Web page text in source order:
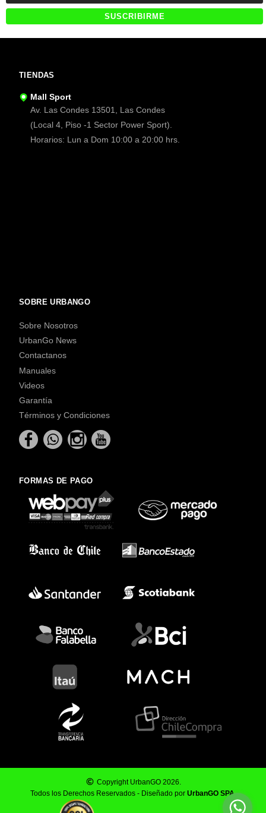
TIENDAS
Mall Sport
Av. Las Condes 13501, Las Condes
(Local 4, Piso -1 Sector Power Sport).
Horarios: Lun a Dom 10:00 a 20:00 hrs.
SOBRE URBANGO
Sobre Nosotros
UrbanGo News
Contactanos
Manuales
Videos
Garantía
Términos y Condiciones
FORMAS DE PAGO
Copyright UrbanGO 2026.
Todos los Derechos Reservados - Diseñado por UrbanGO SPA.